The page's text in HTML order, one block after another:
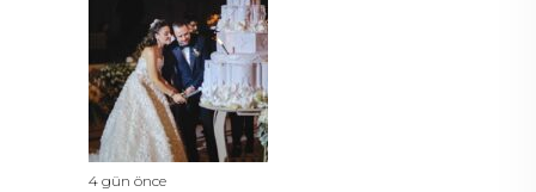
4 gün önce